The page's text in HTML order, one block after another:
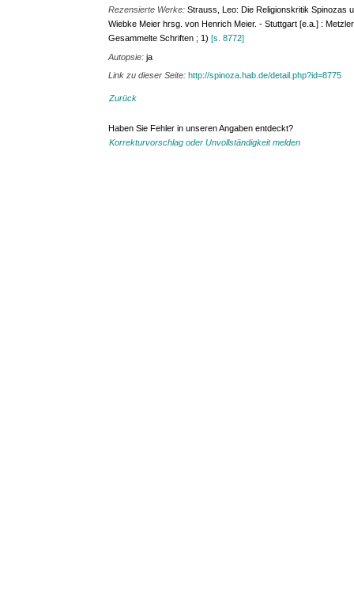
Rezensierte Werke:Strauss, Leo: Die Religionskritik Spinozas
Wiebke Meier hrsg. von Henrich Meier. - Stuttgart [e.a.] :
Gesammelte Schriften ; 1)[s. 8772]
Autopsie:ja
Link zu dieser Seite:http://spinoza.hab.de/detail.php?id=8775
Zurück
Haben Sie Fehler in unseren Angaben entdeckt?
Korrekturvorschlag oder Unvollständigkeit melden